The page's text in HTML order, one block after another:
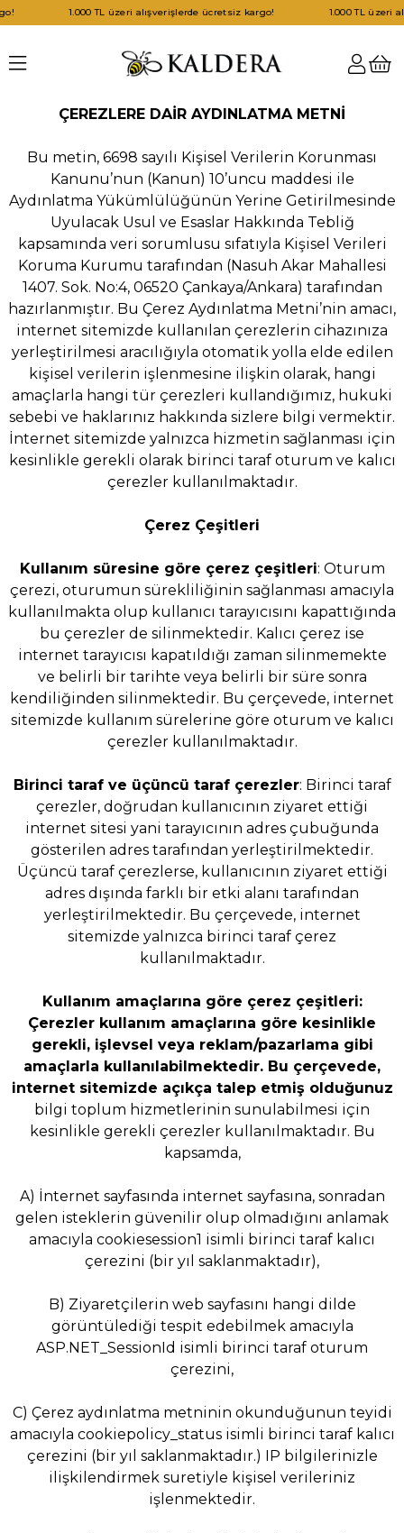
1.000 TL üzeri alışverişlerde ücretsiz kargo! 1.000 TL üzeri
ÇEREZLERE DAİR AYDINLATMA METNİ
Bu metin, 6698 sayılı Kişisel Verilerin Korunması
Kanunu’nun (Kanun) 10’uncu maddesi ile
Aydınlatma Yükümlülüğünün Yerine Getirilmesinde
Uyulacak Usul ve Esaslar Hakkında Tebliğ
kapsamında veri sorumlusu sıfatıyla Kişisel Verileri
Koruma Kurumu tarafından (Nasuh Akar Mahallesi
1407. Sok. No:4, 06520 Çankaya/Ankara) tarafından
hazırlanmıştır. Bu Çerez Aydınlatma Metni’nin amacı,
internet sitemizde kullanılan çerezlerin cihazınıza
yerleştirilmesi aracılığıyla otomatik yolla elde edilen
kişisel verilerin işlenmesine ilişkin olarak, hangi
amaçlarla hangi tür çerezleri kullandığımız, hukuki
sebebi ve haklarınız hakkında sizlere bilgi vermektir.
İnternet sitemizde yalnızca hizmetin sağlanması için
kesinlikle gerekli olarak birinci taraf oturum ve kalıcı
çerezler kullanılmaktadır.
Çerez Çeşitleri
Kullanım süresine göre çerez çeşitleri: Oturum
çerezi, oturumun sürekliliğinin sağlanması amacıyla
kullanılmakta olup kullanıcı tarayıcısını kapattığında
bu çerezler de silinmektedir. Kalıcı çerez ise
internet tarayıcısı kapatıldığı zaman silinmemekte
ve belirli bir tarihte veya belirli bir süre sonra
kendiliğinden silinmektedir. Bu çerçevede, internet
sitemizde kullanım sürelerine göre oturum ve kalıcı
çerezler kullanılmaktadır.
Birinci taraf ve üçüncü taraf çerezler: Birinci taraf
çerezler, doğrudan kullanıcının ziyaret ettiği
internet sitesi yani tarayıcının adres çubuğunda
gösterilen adres tarafından yerleştirilmektedir.
Üçüncü taraf çerezlerse, kullanıcının ziyaret ettiği
adres dışında farklı bir etki alanı tarafından
yerleştirilmektedir. Bu çerçevede, internet
sitemizde yalnızca birinci taraf çerez
kullanılmaktadır.
Kullanım amaçlarına göre çerez çeşitleri:
Çerezler kullanım amaçlarına göre kesinlikle
gerekli, işlevsel veya reklam/pazarlama gibi
amaçlarla kullanılabilmektedir. Bu çerçevede,
internet sitemizde açıkça talep etmiş olduğunuz
bilgi toplum hizmetlerinin sunulabilmesi için
kesinlikle gerekli çerezler kullanılmaktadır. Bu
kapsamda,
A) İnternet sayfasında internet sayfasına, sonradan
gelen isteklerin güvenilir olup olmadığını anlamak
amacıyla cookiesession1 isimli birinci taraf kalıcı
çerezini (bir yıl saklanmaktadır),
B) Ziyaretçilerin web sayfasını hangi dilde
görüntülediği tespit edebilmek amacıyla
ASP.NET_SessionId isimli birinci taraf oturum
çerezini,
C) Çerez aydınlatma metninin okunduğunun teyidi
amacıyla cookiepolicy_status isimli birinci taraf kalıcı
çerezini (bir yıl saklanmaktadır.) IP bilgilerinizle
ilişkilendirmek suretiyle kişisel verileriniz
işlenmektedir.